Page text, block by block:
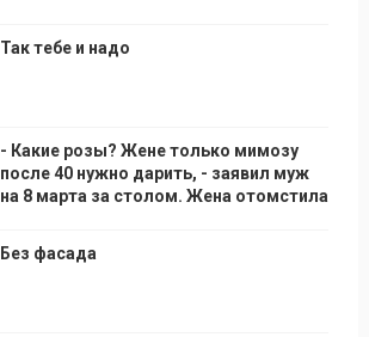
Так тебе и надо
- Какие розы? Жене только мимозу
после 40 нужно дарить, - заявил муж
на 8 марта за столом. Жена отомстила
Без фасада